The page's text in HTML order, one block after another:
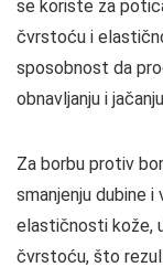
se koriste za
čvrstoću i
sposobnost da
obnavljanju i
Za borbu protiv
smanjenju dubine i
elastičnosti kože,
čvrstoću, što